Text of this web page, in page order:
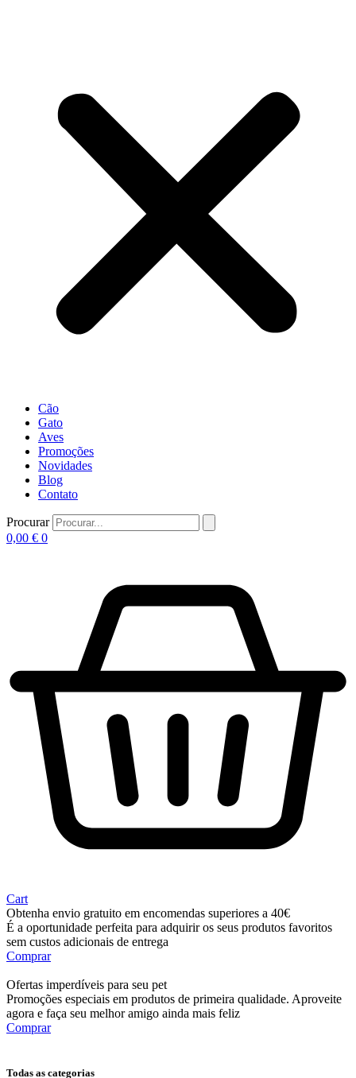
Cão
Gato
Aves
Promoções
Novidades
Blog
Contato
Procurar
0,00 € 0
Cart
Obtenha envio gratuito em encomendas superiores a 40€
É a oportunidade perfeita para adquirir os seus produtos favoritos
sem custos adicionais de entrega
Comprar
Ofertas imperdíveis para seu pet
Promoções especiais em produtos de primeira qualidade. Aproveite
agora e faça seu melhor amigo ainda mais feliz
Comprar
Todas as categorias